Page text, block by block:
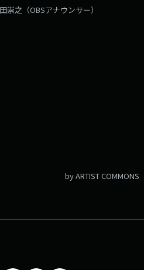
之（OBSアナウンサー）
by ARTIST COMMONS